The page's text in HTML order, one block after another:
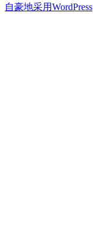
导
章：
文
自豪地采用WordPress